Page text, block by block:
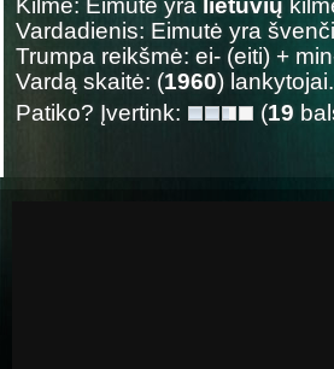
Kilmė: Eimutė yra lietuvių
Vardadienis: Eimutė yra
Trumpa reikšmė: ei- (eiti) +
Vardą skaitė: (1960) lankytojai.
Patiko? Įvertink:
(19